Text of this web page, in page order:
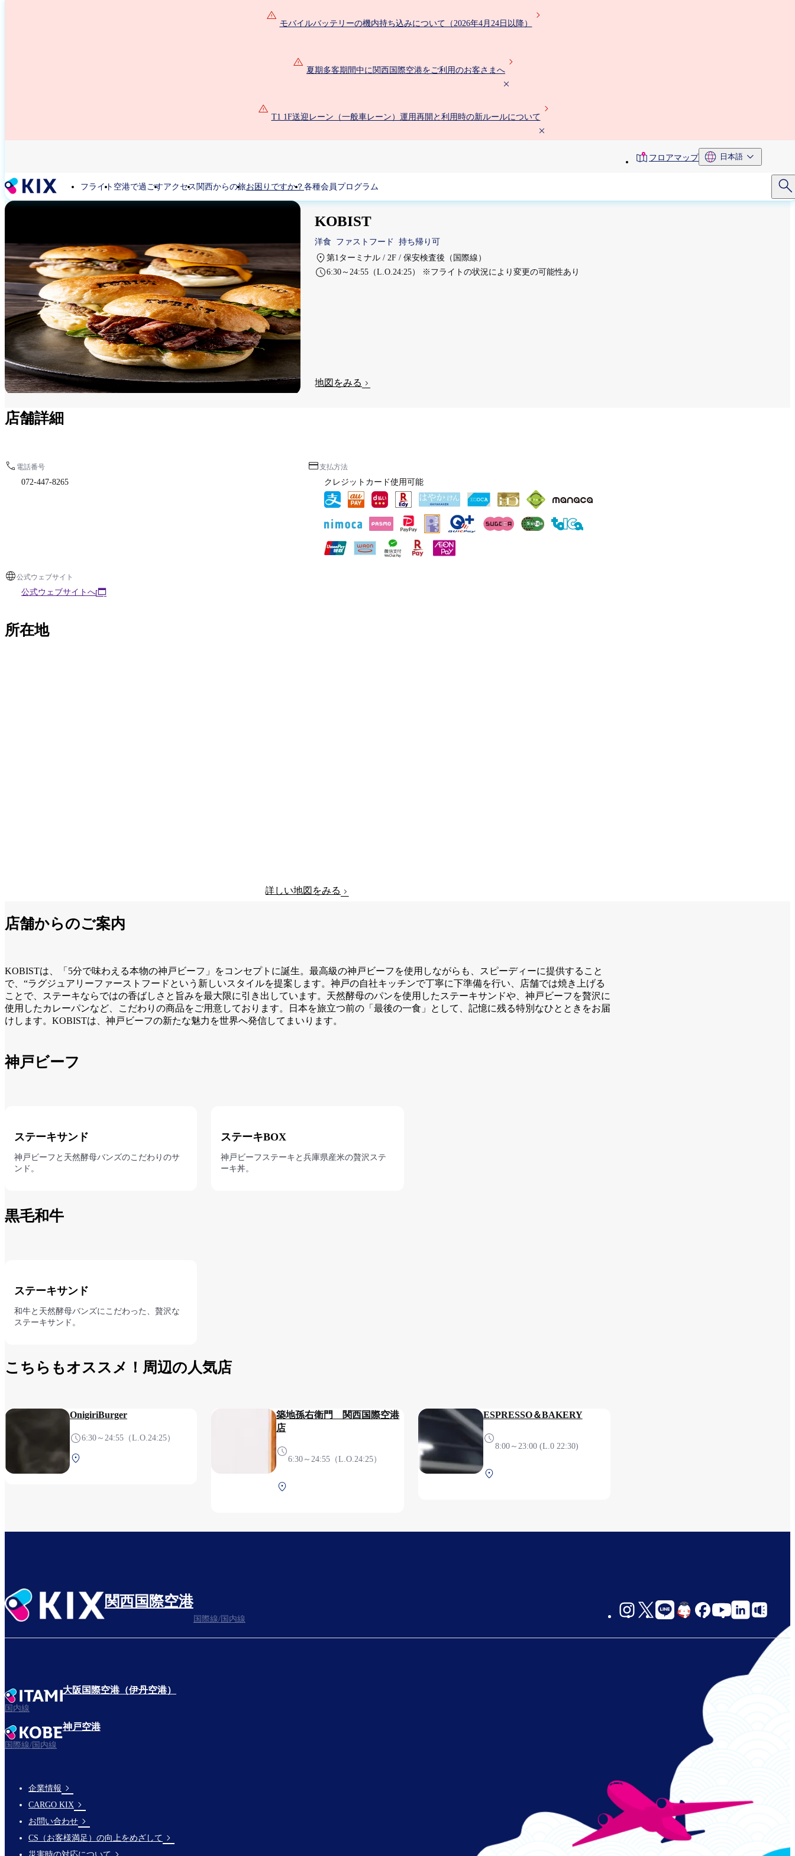
モバイルバッテリーの機内持ち込みについて（2026年4月24日以降）
夏期多客期間中に関西国際空港をご利用のお客さまへ
T1 1F送迎レーン（一般車レーン）運用再開と利用時の新ルールについて
toolbarフロアマップ 日本語
フライト 空港で過ごすアクセス 関西からの旅お困りですか？ 各種会員プログラム
KOBIST
洋食 ファストフード
持ち帰り可
第1ターミナル / 2F / 保安検査後（国際線）
6:30～24:55（L.O.24:25） ※フライトの状況により変更の可能性あり
地図をみる
店舗詳細
電話番号
072-447-8265
支払方法
クレジットカード使用可能
公式ウェブサイト
公式ウェブサイトへ
所在地
詳しい地図をみる
店舗からのご案内
KOBISTは、「5分で味わえる本物の神戸ビーフ」をコンセプトに誕生。最高級の神戸ビーフを使用しながらも、スピーディーに提供すること
で、“ラグジュアリーファーストフードという新しいスタイルを提案します。神戸の自社キッチンで丁寧に下準備を行い、店舗では焼き上げる
ことで、ステーキならではの香ばしさと旨みを最大限に引き出しています。天然酵母のパンを使用したステーキサンドや、神戸ビーフを贅沢に
使用したカレーパンなど、こだわりの商品をご用意しております。日本を旅立つ前の「最後の一食」として、記憶に残る特別なひとときをお届
けします。KOBISTは、神戸ビーフの新たな魅力を世界へ発信してまいります。
神戸ビーフ
ステーキサンド
神戸ビーフと天然酵母バンズのこだわりのサ
ンド。
ステーキBOX
神戸ビーフステーキと兵庫県産米の贅沢ステ
ーキ丼。
黒毛和牛
ステーキサンド
和牛と天然酵母バンズにこだわった、贅沢な
ステーキサンド。
こちらもオススメ！周辺の人気店
OnigiriBurger
6:30～24:55（L.O.24:25）
築地孫右衛門 関西国際空港
店
6:30～24:55（L.O.24:25）
ESPRESSO＆BAKERY
8:00～23:00 (L.0 22:30)
関西国際空港
国際線/国内線
大阪国際空港（伊丹空港）
国内線
神戸空港
国際線/国内線
Footer
Links
企業情報
CARGO KIX
お問い合わせ
CS（お客様満足）の向上をめざして
social-
jp-